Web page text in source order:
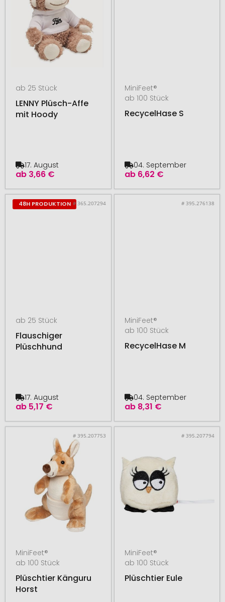
ab 25 Stück
LENNY Plüsch-Affe
mit Hoody
ab 3,66 €
17. August
MiniFeet®
ab 100 Stück
RecycelHase S
ab 6,62 €
04. September
48H PRODUKTION # 365.207294
ab 25 Stück
Flauschiger
Plüschhund
ab 5,17 €
17. August
# 395.276138
MiniFeet®
ab 100 Stück
RecycelHase M
ab 8,31 €
04. September
# 395.207753
MiniFeet®
ab 100 Stück
Plüschtier Känguru
Horst
# 395.207794
MiniFeet®
ab 100 Stück
Plüschtier Eule